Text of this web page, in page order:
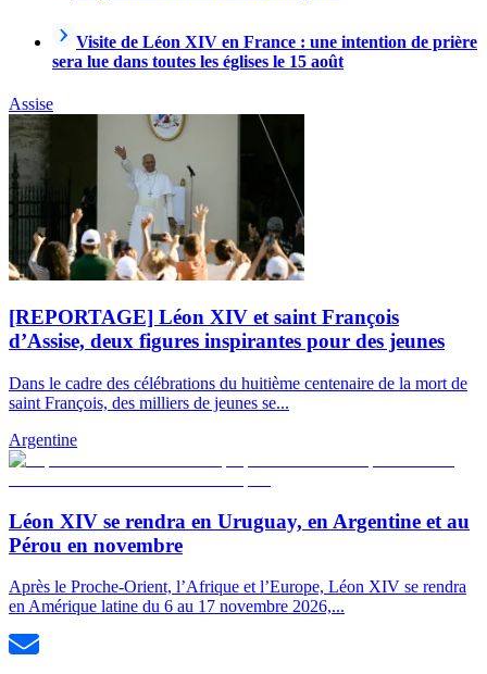
Visite de Léon XIV en France : une intention de prière
sera lue dans toutes les églises le 15 août
Assise
[REPORTAGE] Léon XIV et saint François
d’Assise, deux figures inspirantes pour des jeunes
Dans le cadre des célébrations du huitième centenaire de la mort de
saint François, des milliers de jeunes se...
Argentine
Léon XIV se rendra en Uruguay, en Argentine et au
Pérou en novembre
Après le Proche-Orient, l’Afrique et l’Europe, Léon XIV se rendra
en Amérique latine du 6 au 17 novembre 2026,...